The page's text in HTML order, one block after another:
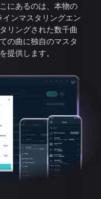
にあるのは、本物の
ンマスタリングエン
リングされた数千曲
の曲に独自のマスタ
提供します。